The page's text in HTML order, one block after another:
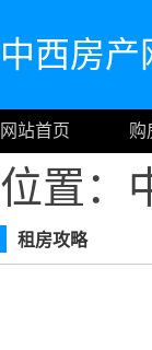
中西房产
网站首页 购
位置：
租房攻略